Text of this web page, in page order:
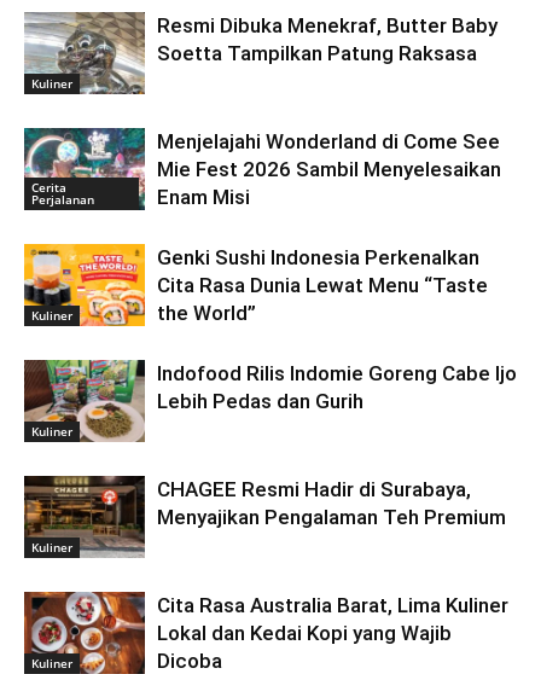
Kuliner
Resmi Dibuka Menekraf, Butter Baby
Soetta Tampilkan Patung Raksasa
Cerita
Perjalanan
Menjelajahi Wonderland di Come See
Mie Fest 2026 Sambil Menyelesaikan
Enam Misi
Kuliner
Genki Sushi Indonesia Perkenalkan
Cita Rasa Dunia Lewat Menu “Taste
the World”
Kuliner
Indofood Rilis Indomie Goreng Cabe Ijo
Lebih Pedas dan Gurih
Kuliner
CHAGEE Resmi Hadir di Surabaya,
Menyajikan Pengalaman Teh Premium
Kuliner
Cita Rasa Australia Barat, Lima Kuliner
Lokal dan Kedai Kopi yang Wajib
Dicoba